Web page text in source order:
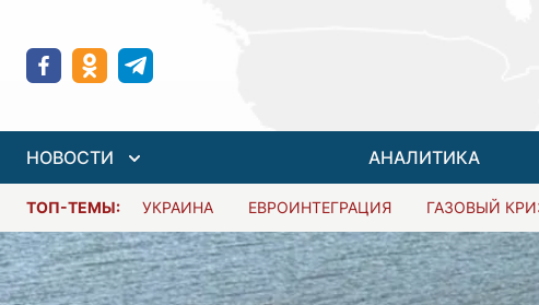
НОВОСТИ АНАЛИТИКА
ТОП-ТЕМЫ: УКРАИНА ЕВРОИНТЕГРАЦИЯ ГАЗОВЫЙ